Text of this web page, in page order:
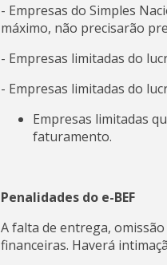
- Empresas do Simples
máximo, não precisarão
- Empresas limitadas do
- Empresas limitadas do
Empresas limitadas
faturamento.
Penalidades do e-BEF
A falta de entrega,
financeiras. Haverá